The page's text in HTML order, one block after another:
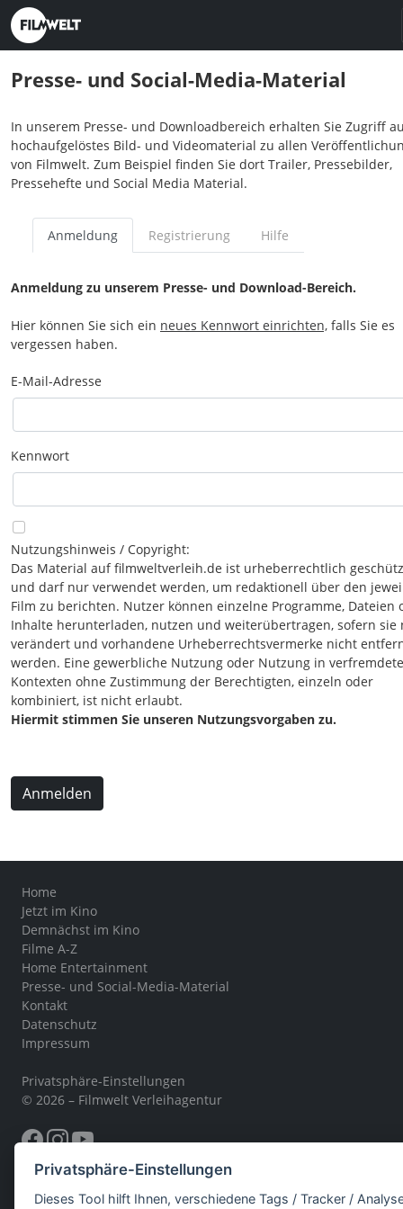
Presse- und Social-Media-Material
In unserem Presse- und Downloadbereich erhalten Sie Zugriff
hochaufgelöstes Bild- und Videomaterial zu allen
von Filmwelt. Zum Beispiel finden Sie dort Trailer, Pressebilder,
Pressehefte und Social Media Material.
Anmeldung Registrierung Hilfe
Anmeldung zu unserem Presse- und Download-Bereich.
Hier können Sie sich ein neues Kennwort einrichten, falls Sie es
vergessen haben.
E-Mail-Adresse
Kennwort
Nutzungshinweis / Copyright:
Das Material auf filmweltverleih.de ist urheberrechtlich
und darf nur verwendet werden, um redaktionell über den
Film zu berichten. Nutzer können einzelne Programme, Dateien
Inhalte herunterladen, nutzen und weiterübertragen, sofern sie
verändert und vorhandene Urheberrechtsvermerke nicht
werden. Eine gewerbliche Nutzung oder Nutzung in
Kontexten ohne Zustimmung der Berechtigten, einzeln oder
kombiniert, ist nicht erlaubt.
Hiermit stimmen Sie unseren Nutzungsvorgaben zu.
Anmelden
Home
Jetzt im Kino
Demnächst im Kino
Filme A-Z
Home Entertainment
Presse- und Social-Media-Material
Kontakt
Datenschutz
Impressum
Privatsphäre-Einstellungen
© 2026 – Filmwelt Verleihagentur
Privatsphäre-Einstellungen
Dieses Tool hilft Ihnen, verschiedene Tags / Tracker /